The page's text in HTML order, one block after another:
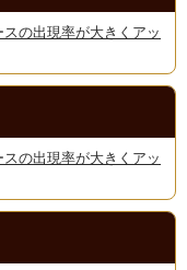
の出現率が大きくアッ
の出現率が大きくアッ